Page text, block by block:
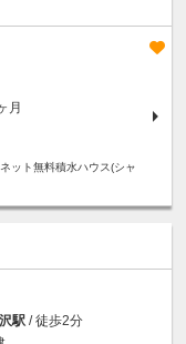
月
ット無料積水ハウス(シャ
駅 / 徒歩2分